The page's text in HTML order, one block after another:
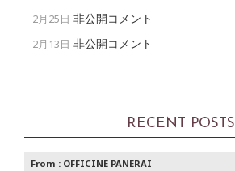
2月25日 非公開コメント
2月13日 非公開コメント
RECENT POSTS
From : OFFICINE PANERAI